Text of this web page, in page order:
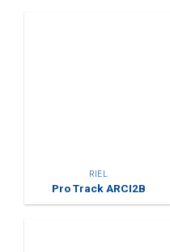
RIEL
Pro Track ARCI2B